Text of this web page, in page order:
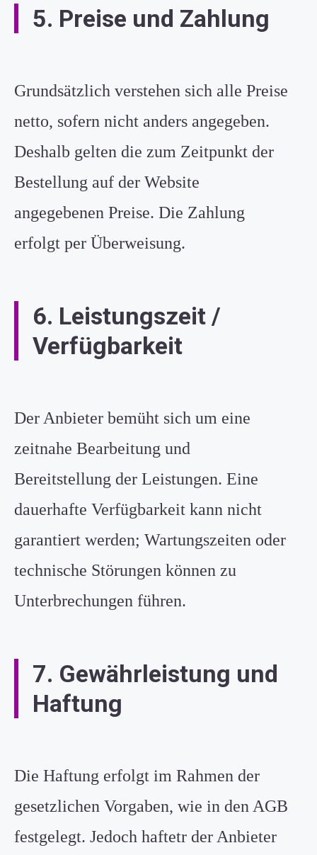
5. Preise und Zahlung
Grundsätzlich verstehen sich alle Preise
netto, sofern nicht anders angegeben.
Deshalb gelten die zum Zeitpunkt der
Bestellung auf der Website
angegebenen Preise. Die Zahlung
erfolgt per Überweisung.
6. Leistungszeit /
Verfügbarkeit
Der Anbieter bemüht sich um eine
zeitnahe Bearbeitung und
Bereitstellung der Leistungen. Eine
dauerhafte Verfügbarkeit kann nicht
garantiert werden; Wartungszeiten oder
technische Störungen können zu
Unterbrechungen führen.
7. Gewährleistung und
Haftung
Die Haftung erfolgt im Rahmen der
gesetzlichen Vorgaben, wie in den AGB
festgelegt. Jedoch haftetr der Anbieter